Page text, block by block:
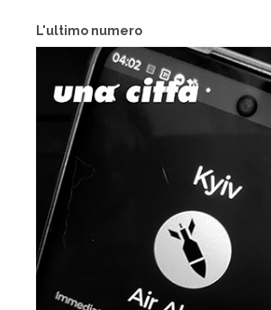
L'ultimo numero